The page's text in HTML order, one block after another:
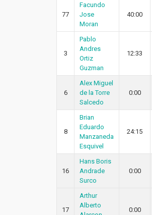
77
Facundo
Jose
Moran
40:00
3
Pablo
Andres
Ortiz
Guzman
12:33
6
Alex Miguel
de la Torre
Salcedo
0:00
8
Brian
Eduardo
Manzaneda
Esquivel
24:15
16
Hans Boris
Andrade
Surco
0:00
17
Arthur
Alberto
0:00